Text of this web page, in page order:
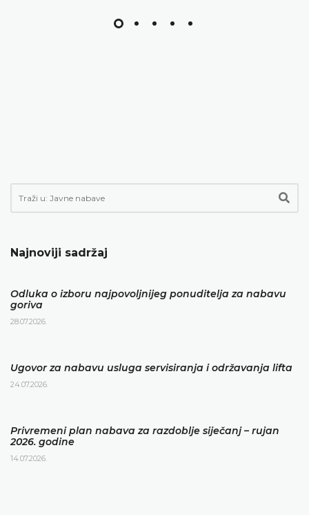
Najnoviji sadržaj
Odluka o izboru najpovoljnijeg ponuditelja za nabavu
goriva
28.07.2026.
Ugovor za nabavu usluga servisiranja i održavanja lifta
24.07.2026.
Privremeni plan nabava za razdoblje siječanj – rujan
2026. godine
14.07.2026.